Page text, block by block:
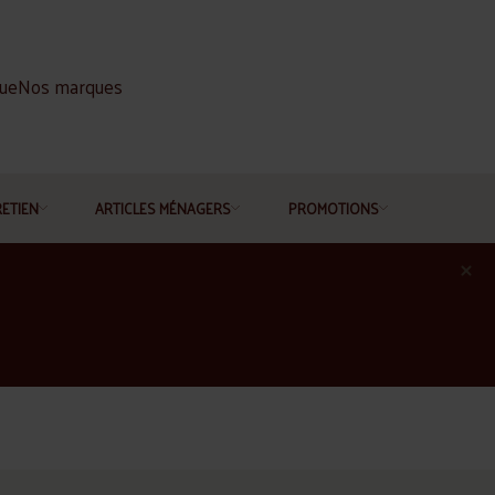
Nos marques
ARTICLES MÉNAGERS PROMOTIONS